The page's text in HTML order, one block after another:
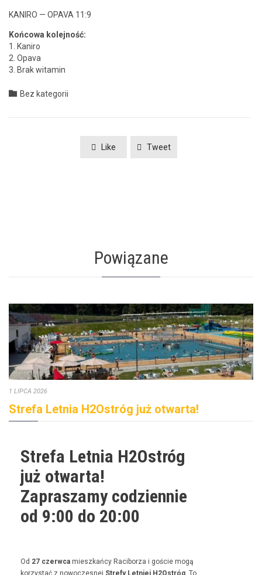
KANIRO — OPAVA 11:9
Koń­cowa kole­jność:
1. Kaniro
2. Opa­va
3. Brak witamin
 Category
Bez kategorii
Like Tweet
Powiązane
1 LIPCA 2026
Strefa Letnia H2Ostróg już otwarta!
Strefa Letnia H2Ostróg
już otwarta!
Zapraszamy codziennie
od 9:00 do 20:00
Od 27 czer­w­ca mieszkań­cy Raci­borza i goś­cie mogą
korzys­tać z nowoczes­nej Stre­fy Let­niej H2Ostróg . To